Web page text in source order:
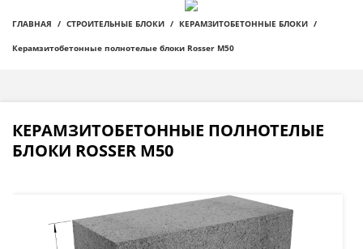
ГЛАВНАЯ СТРОИТЕЛЬНЫЕ БЛОКИ КЕРАМЗИТОБЕТОННЫЕ БЛОКИ
Керамзитобетонные полнотелые блоки Rosser М50
КЕРАМЗИТОБЕТОННЫЕ ПОЛНОТЕЛЫЕ
БЛОКИ ROSSER М50